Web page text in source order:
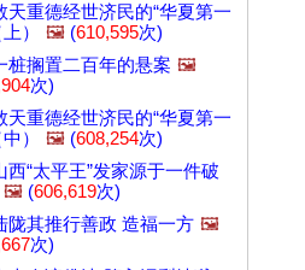
天重德经世济民的“华夏第一
）
🖼️ (610,595次)
桩搁置二百年的悬案 🖼️
次)
天重德经世济民的“华夏第一
）
🖼️ (608,254次)
西“太平王”发家源于一件破
🖼️ (606,619次)
陇其推行善政 造福一方 🖼️
次)